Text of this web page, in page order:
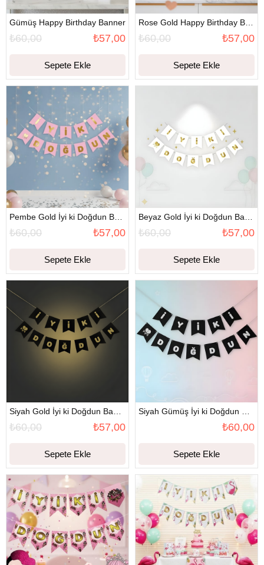
Gümüş Happy Birthday Banner
₺57,00
₺60,00
Sepete Ekle
₺57,00
₺60,00
Sepete Ekle
₺57,00
₺60,00
Sepete Ekle
₺57,00
₺60,00
Sepete Ekle
₺57,00
₺60,00
Sepete Ekle
₺60,00
Sepete Ekle